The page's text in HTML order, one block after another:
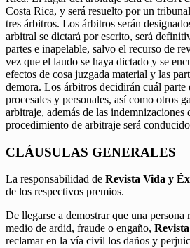
Costa Rica, y será resuelto por un
tres árbitros. Los árbitros serán
arbitral se dictará por escrito, será
partes e inapelable, salvo el recurso de
vez que el laudo se haya dictado y se
efectos de cosa juzgada material y las
demora. Los árbitros decidirán cuál parte
procesales y personales, así como otros
arbitraje, además de las indemnizaciones
procedimiento de arbitraje será
CLÁUSULAS GENERALES
La responsabilidad de Revista Vida y
de los respectivos premios.
De llegarse a demostrar que una
medio de ardid, fraude o engaño,
reclamar en la vía civil los daños y